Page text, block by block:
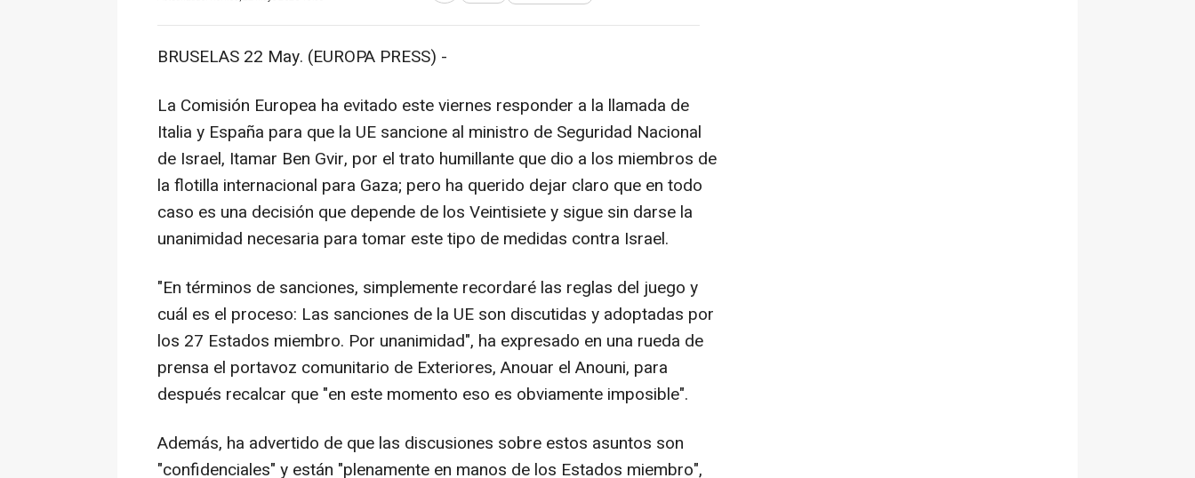
BRUSELAS 22 May. (EUROPA PRESS) -
La Comisión Europea ha evitado este viernes responder a la llamada de
Italia y España para que la UE sancione al ministro de Seguridad Nacional
de Israel, Itamar Ben Gvir, por el trato humillante que dio a los miembros de
la flotilla internacional para Gaza; pero ha querido dejar claro que en todo
caso es una decisión que depende de los Veintisiete y sigue sin darse la
unanimidad necesaria para tomar este tipo de medidas contra Israel.
"En términos de sanciones, simplemente recordaré las reglas del juego y
cuál es el proceso: Las sanciones de la UE son discutidas y adoptadas por
los 27 Estados miembro. Por unanimidad", ha expresado en una rueda de
prensa el portavoz comunitario de Exteriores, Anouar el Anouni, para
después recalcar que "en este momento eso es obviamente imposible".
Además, ha advertido de que las discusiones sobre estos asuntos son
"confidenciales" y están "plenamente en manos de los Estados miembro",